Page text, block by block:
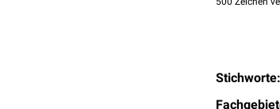
Stichworte: